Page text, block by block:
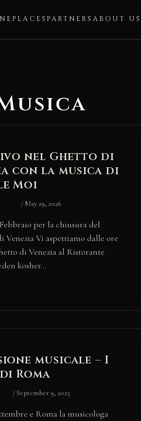
PLACES PARTNERS ABOUT US
nel Ghetto di
con la musica di
Moi
/ May 29, 2026
per la chiusura del
Venezia Vi aspettiamo dalle ore
di Venezia al Ristorante
kosher…
musicale – I
Roma
/September 9, 2023
e Roma la musicologa